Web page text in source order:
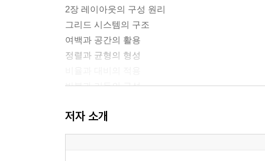
2장 레이아웃의 구성 원리
그리드 시스템의 구조
여백과 공간의 활용
정렬과 균형의 형성
반복과 리듬의 구성
3장 타이포그래피의 구조
저자 소개